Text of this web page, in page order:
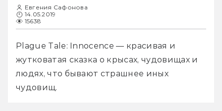
Евгения Сафонова
14.05.2019
15638
Plague Tale: Innocence — красивая и
жутковатая сказка о крысах, чудовищах и
людях, что бывают страшнее иных
чудовищ.